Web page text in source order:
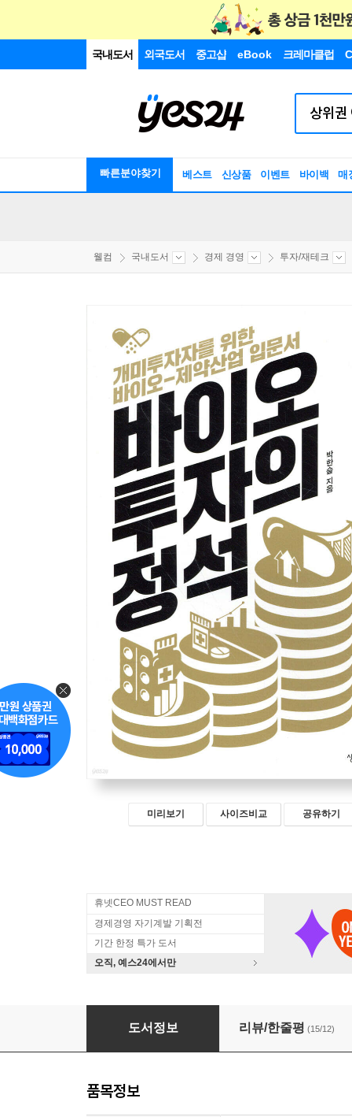
국내도서 외국도서 중고샵 eBook 크레마클럽
빠른분야찾기 베스트 신상품 이벤트 바이백 매
웰컴 국내도서 경제 경영 투자/재테크
미리보기 사이즈비교 공유하기
휴넷CEO MUST READ
경제경영 자기계발 기획전
기간 한정 특가 도서
오직, 예스24에서만
바이오 투자의 정석
도서정보 리뷰/한줄평 (15/12)
품목정보